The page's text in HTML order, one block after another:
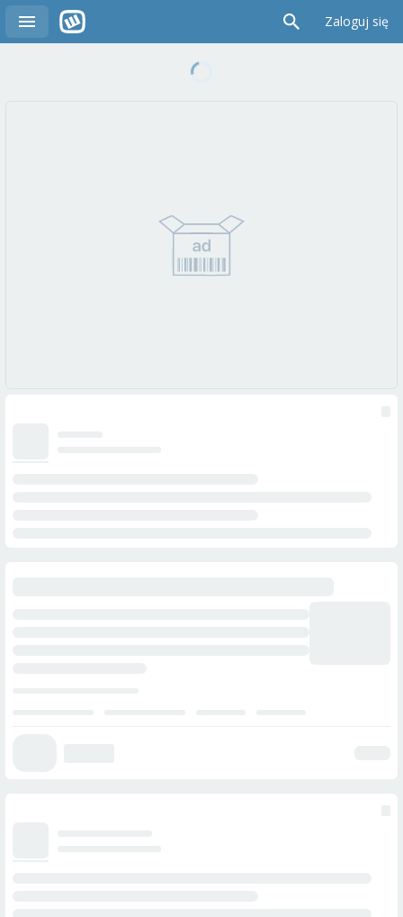
Zaloguj się